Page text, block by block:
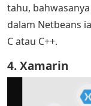
tahu,
dalam Netbeans
C atau C++.
4. Xamarin